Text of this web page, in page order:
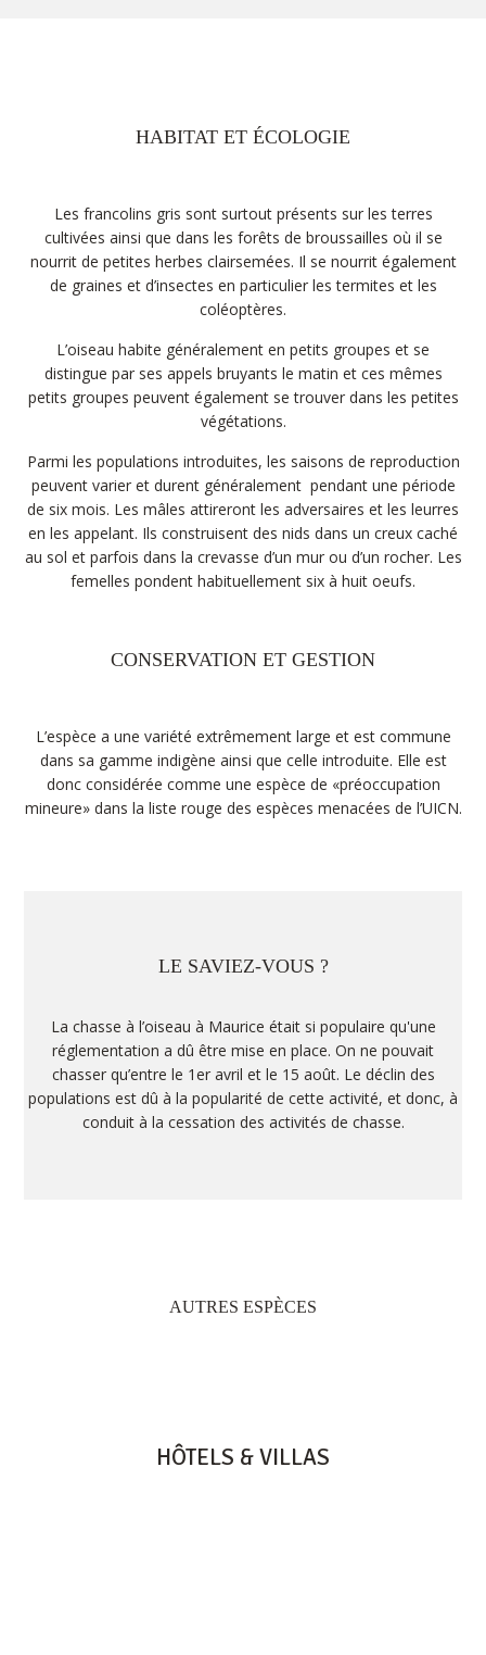
HABITAT ET ÉCOLOGIE
Les francolins gris sont surtout présents sur les terres
cultivées ainsi que dans les forêts de broussailles où il se
nourrit de petites herbes clairsemées. Il se nourrit également
de graines et d’insectes en particulier les termites et les
coléoptères.
L’oiseau habite généralement en petits groupes et se
distingue par ses appels bruyants le matin et ces mêmes
petits groupes peuvent également se trouver dans les petites
végétations.
Parmi les populations introduites, les saisons de reproduction
peuvent varier et durent généralement pendant une période
de six mois. Les mâles attireront les adversaires et les leurres
en les appelant. Ils construisent des nids dans un creux caché
au sol et parfois dans la crevasse d’un mur ou d’un rocher. Les
femelles pondent habituellement six à huit oeufs.
CONSERVATION ET GESTION
L’espèce a une variété extrêmement large et est commune
dans sa gamme indigène ainsi que celle introduite. Elle est
donc considérée comme une espèce de «préoccupation
mineure» dans la liste rouge des espèces menacées de l’UICN.
LE SAVIEZ-VOUS ?
La chasse à l’oiseau à Maurice était si populaire qu'une
réglementation a dû être mise en place. On ne pouvait
chasser qu’entre le 1er avril et le 15 août. Le déclin des
populations est dû à la popularité de cette activité, et donc, à
conduit à la cessation des activités de chasse.
AUTRES ESPÈCES
HÔTELS & VILLAS